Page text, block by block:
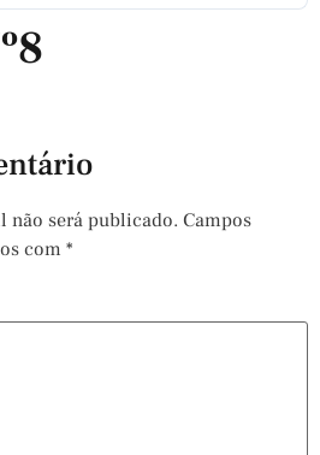
não será publicado. Campos
com *